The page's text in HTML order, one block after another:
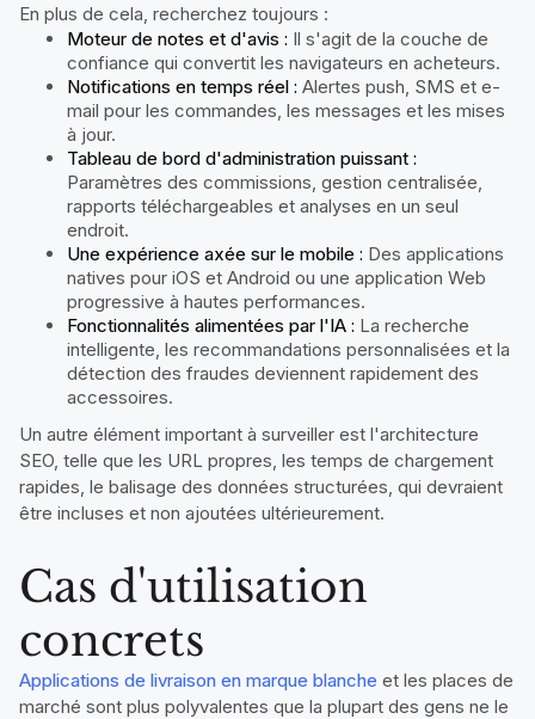
En plus de cela, recherchez toujours :
Moteur de notes et d'avis : Il s'agit de la couche de
confiance qui convertit les navigateurs en acheteurs.
Notifications en temps réel : Alertes push, SMS et e-
mail pour les commandes, les messages et les mises
à jour.
Tableau de bord d'administration puissant :
Paramètres des commissions, gestion centralisée,
rapports téléchargeables et analyses en un seul
endroit.
Une expérience axée sur le mobile : Des applications
natives pour iOS et Android ou une application Web
progressive à hautes performances.
Fonctionnalités alimentées par l'IA : La recherche
intelligente, les recommandations personnalisées et la
détection des fraudes deviennent rapidement des
accessoires.
Un autre élément important à surveiller est l'architecture
SEO, telle que les URL propres, les temps de chargement
rapides, le balisage des données structurées, qui devraient
être incluses et non ajoutées ultérieurement.
Cas d'utilisation
concrets
Applications de livraison en marque blanche et les places de
marché sont plus polyvalentes que la plupart des gens ne le